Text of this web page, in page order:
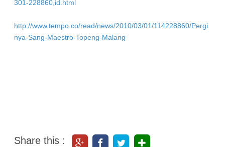
301-228860,id.html
http://www.tempo.co/read/news/2010/03/01/114228860/Pergi
nya-Sang-Maestro-Topeng-Malang
Share this :